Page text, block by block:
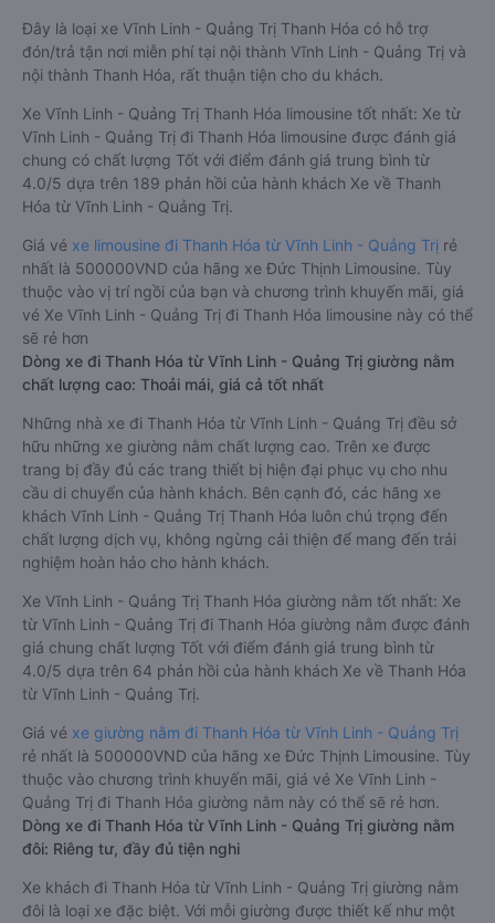
Đây là loại xe Vĩnh Linh - Quảng Trị Thanh Hóa có hỗ trợ
đón/trả tận nơi miễn phí tại nội thành Vĩnh Linh - Quảng Trị và
nội thành Thanh Hóa, rất thuận tiện cho du khách.
Xe Vĩnh Linh - Quảng Trị Thanh Hóa limousine tốt nhất: Xe từ
Vĩnh Linh - Quảng Trị đi Thanh Hóa limousine được đánh giá
chung có chất lượng Tốt với điểm đánh giá trung bình từ
4.0/5 dựa trên 189 phản hồi của hành khách Xe về Thanh
Hóa từ Vĩnh Linh - Quảng Trị.
Giá vé xe limousine đi Thanh Hóa từ Vĩnh Linh - Quảng Trị rẻ
nhất là 500000VND của hãng xe Đức Thịnh Limousine. Tùy
thuộc vào vị trí ngồi của bạn và chương trình khuyến mãi, giá
vé Xe Vĩnh Linh - Quảng Trị đi Thanh Hóa limousine này có thể
sẽ rẻ hơn
Dòng xe đi Thanh Hóa từ Vĩnh Linh - Quảng Trị giường nằm
chất lượng cao: Thoải mái, giá cả tốt nhất
Những nhà xe đi Thanh Hóa từ Vĩnh Linh - Quảng Trị đều sở
hữu những xe giường nằm chất lượng cao. Trên xe được
trang bị đầy đủ các trang thiết bị hiện đại phục vụ cho nhu
cầu di chuyển của hành khách. Bên cạnh đó, các hãng xe
khách Vĩnh Linh - Quảng Trị Thanh Hóa luôn chú trọng đến
chất lượng dịch vụ, không ngừng cải thiện để mang đến trải
nghiệm hoàn hảo cho hành khách.
Xe Vĩnh Linh - Quảng Trị Thanh Hóa giường nằm tốt nhất: Xe
từ Vĩnh Linh - Quảng Trị đi Thanh Hóa giường nằm được đánh
giá chung chất lượng Tốt với điểm đánh giá trung bình từ
4.0/5 dựa trên 64 phản hồi của hành khách Xe về Thanh Hóa
từ Vĩnh Linh - Quảng Trị.
Giá vé xe giường nằm đi Thanh Hóa từ Vĩnh Linh - Quảng Trị
rẻ nhất là 500000VND của hãng xe Đức Thịnh Limousine. Tùy
thuộc vào chương trình khuyến mãi, giá vé Xe Vĩnh Linh -
Quảng Trị đi Thanh Hóa giường nằm này có thể sẽ rẻ hơn.
Dòng xe đi Thanh Hóa từ Vĩnh Linh - Quảng Trị giường nằm
đôi: Riêng tư, đầy đủ tiện nghi
Xe khách đi Thanh Hóa từ Vĩnh Linh - Quảng Trị giường nằm
đôi là loại xe đặc biệt. Với mỗi giường được thiết kế như một